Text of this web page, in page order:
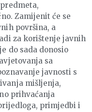
Zamijenit će se
površina, a
za korištenje javnih
do sada donosio
sa
javnosti s
mišljenja,
prihvaćanja
primjedbi i